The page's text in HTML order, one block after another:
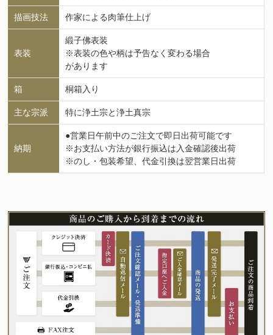
描画技法 作家による肉筆仕上げ
表装
緞子佛表装
※表装の色や柄は予告なく変わる場合
があります
箱 桐箱入り
主な宗派 特に浄土宗と浄土真宗
納期
●営業日午前中のご注文で即日出荷可能です
※お支払い方法が銀行振込は入金確認後出荷
※のし・包装希望、代金引換は翌営業日出荷